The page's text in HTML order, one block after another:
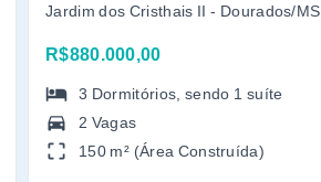
Jardim dos Cristhais II - Dourados/MS
R$880.000,00
3 Dormitórios , sendo 1 suíte
2 Vagas
150 m² (Área Construída)